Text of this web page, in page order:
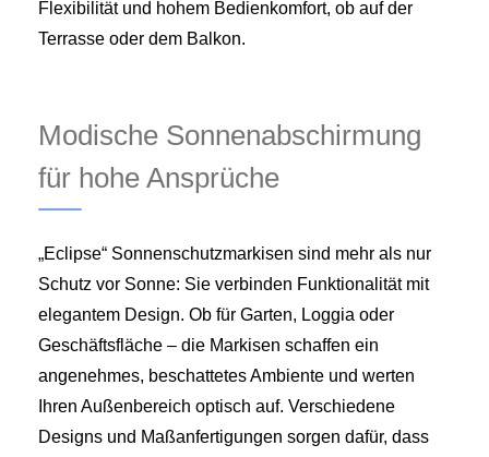
Flexibilität und hohem Bedienkomfort, ob auf der
Terrasse oder dem Balkon.
Modische Sonnenabschirmung
für hohe Ansprüche
„Eclipse“ Sonnenschutzmarkisen sind mehr als nur
Schutz vor Sonne: Sie verbinden Funktionalität mit
elegantem Design. Ob für Garten, Loggia oder
Geschäftsfläche – die Markisen schaffen ein
angenehmes, beschattetes Ambiente und werten
Ihren Außenbereich optisch auf. Verschiedene
Designs und Maßanfertigungen sorgen dafür, dass